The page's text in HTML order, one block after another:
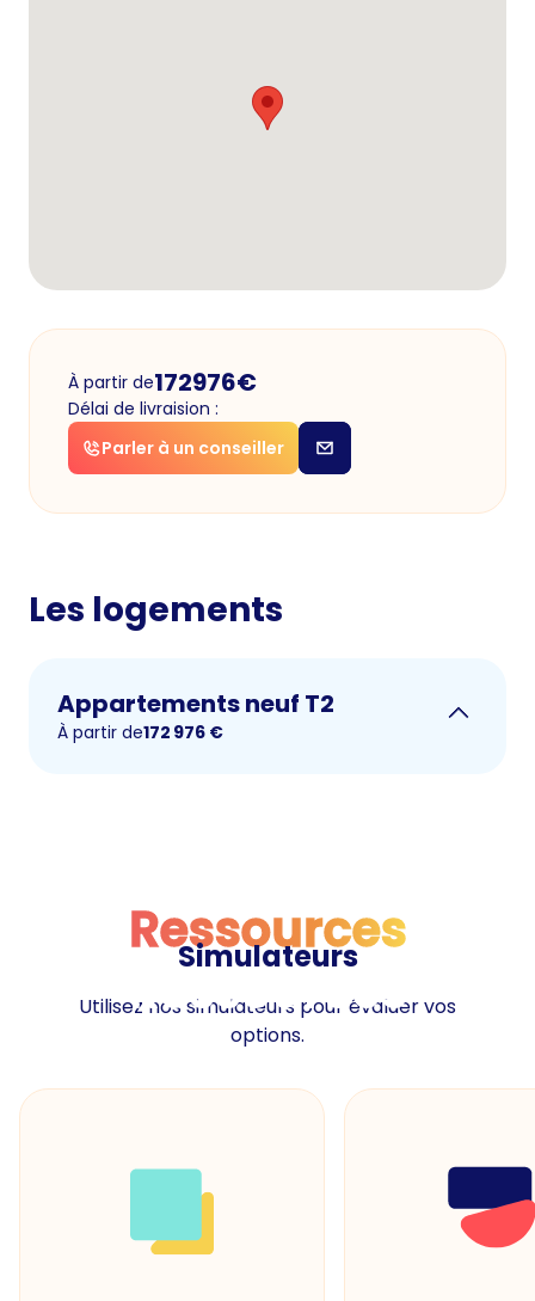
À partir de172976€
Délai de livraision :
Parler à un conseiller
Les logements
Appartements neuf T2
À partir de172 976 €
Ressources
Ressources
Simulateurs
Utilisez nos simulateurs pour évaluer vos
options.